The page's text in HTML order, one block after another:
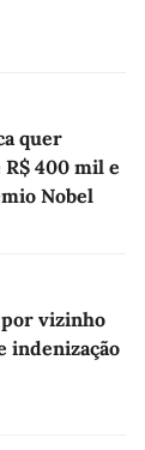
quer
R$ 400 mil e
Nobel
por vizinho
indenização